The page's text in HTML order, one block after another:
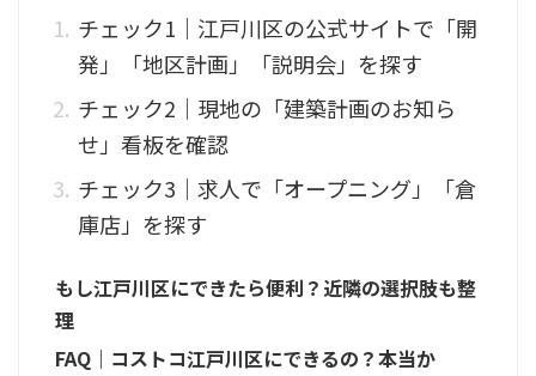
チェック1｜江戸川区の公式サイトで「開
発」「地区計画」「説明会」を探す
チェック2｜現地の「建築計画のお知ら
せ」看板を確認
チェック3｜求人で「オープニング」「倉
庫店」を探す
もし江戸川区にできたら便利？近隣の選択肢も整
理
FAQ｜コストコ江戸川区にできるの？本当か